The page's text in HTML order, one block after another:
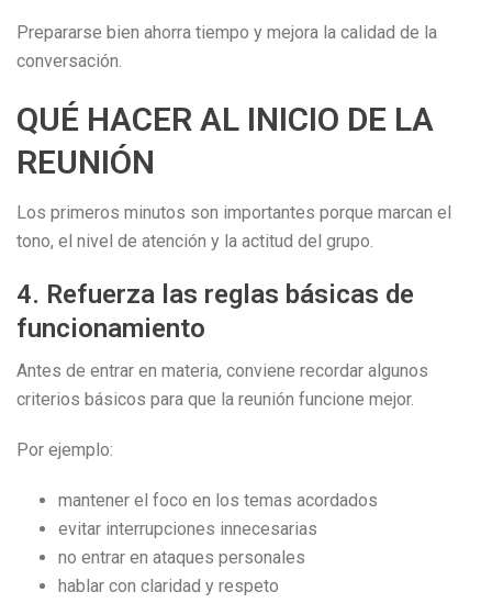
Prepararse bien ahorra tiempo y mejora la calidad de la
conversación.
QUÉ HACER AL INICIO DE LA
REUNIÓN
Los primeros minutos son importantes porque marcan el
tono, el nivel de atención y la actitud del grupo.
4. Refuerza las reglas básicas de
funcionamiento
Antes de entrar en materia, conviene recordar algunos
criterios básicos para que la reunión funcione mejor.
Por ejemplo:
mantener el foco en los temas acordados
evitar interrupciones innecesarias
no entrar en ataques personales
hablar con claridad y respeto